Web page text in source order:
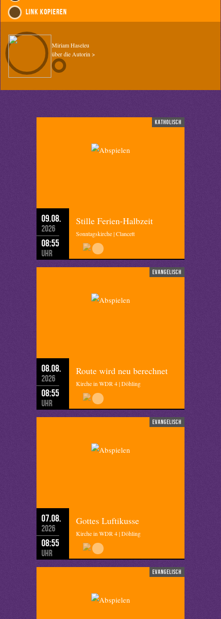
Link kopieren
Miriam Haseleu
über die Autorin >
katholisch
09.08.
2026
08:55
Uhr
Stille Ferien-Halbzeit
Sonntagskirche | Clancett
evangelisch
08.08.
2026
08:55
Uhr
Route wird neu berechnet
Kirche in WDR 4 | Döhling
evangelisch
07.08.
2026
08:55
Uhr
Gottes Luftikusse
Kirche in WDR 4 | Döhling
evangelisch